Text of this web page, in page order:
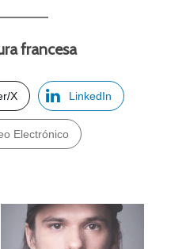
francesa
X LinkedIn
Electrónico